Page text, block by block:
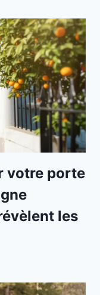
votre porte
les